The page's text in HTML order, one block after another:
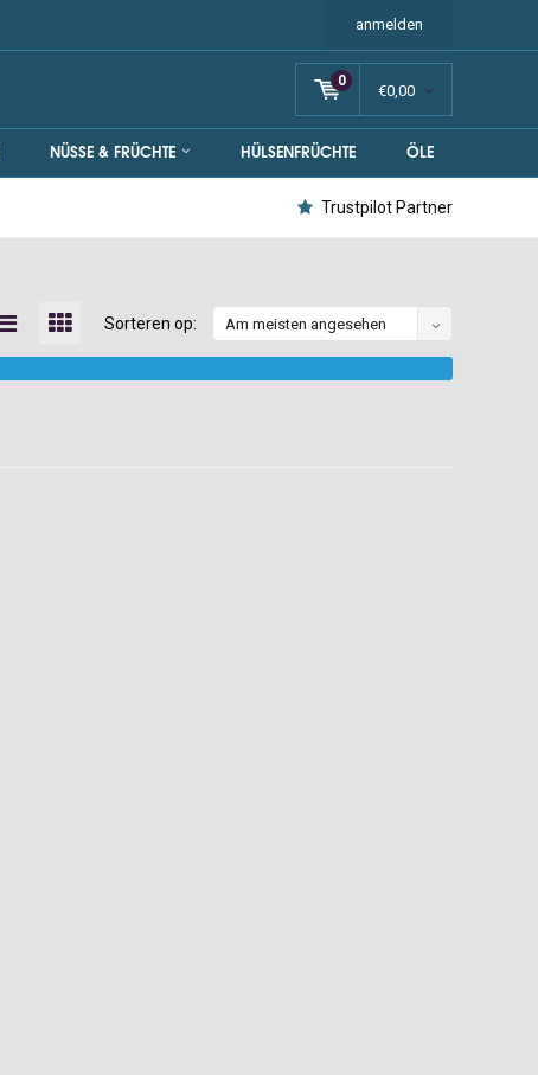
anmelden
0
€0,00
NÜSSE & FRÜCHTE HÜLSENFRÜCHTE ÖLE
Trustpilot Partner
Sorteren op: Am meisten angesehen